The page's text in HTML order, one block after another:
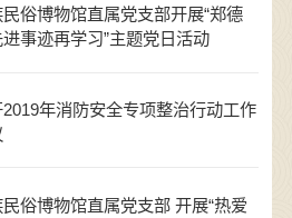
俗博物馆直属党支部开展“郑德
事迹再学习”主题党日活动
年消防安全专项整治行动工作
俗博物馆直属党支部 开展“热爱